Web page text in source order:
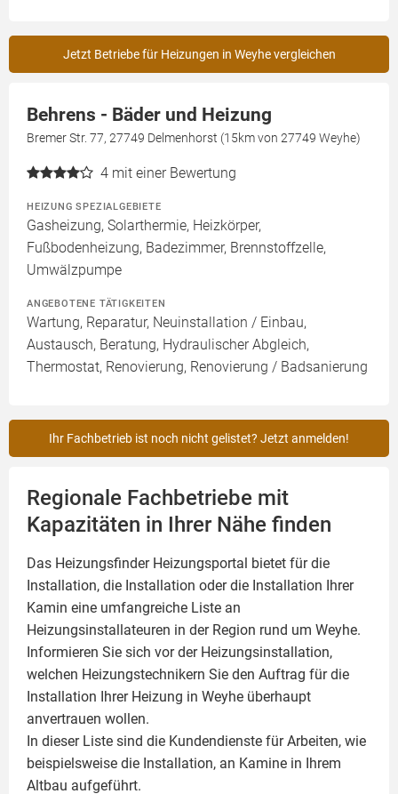
Jetzt Betriebe für Heizungen in Weyhe vergleichen
Behrens - Bäder und Heizung
Bremer Str. 77, 27749 Delmenhorst (15km von 27749 Weyhe)
4 mit einer Bewertung
HEIZUNG SPEZIALGEBIETE
Gasheizung, Solarthermie, Heizkörper,
Fußbodenheizung, Badezimmer, Brennstoffzelle,
Umwälzpumpe
ANGEBOTENE TÄTIGKEITEN
Wartung, Reparatur, Neuinstallation / Einbau,
Austausch, Beratung, Hydraulischer Abgleich,
Thermostat, Renovierung, Renovierung / Badsanierung
Ihr Fachbetrieb ist noch nicht gelistet? Jetzt anmelden!
Regionale Fachbetriebe mit
Kapazitäten in Ihrer Nähe finden
Das Heizungsfinder Heizungsportal bietet für die
Installation, die Installation oder die Installation Ihrer
Kamin eine umfangreiche Liste an
Heizungsinstallateuren in der Region rund um Weyhe.
Informieren Sie sich vor der Heizungsinstallation,
welchen Heizungstechnikern Sie den Auftrag für die
Installation Ihrer Heizung in Weyhe überhaupt
anvertrauen wollen.
In dieser Liste sind die Kundendienste für Arbeiten, wie
beispielsweise die Installation, an Kamine in Ihrem
Altbau aufgeführt.